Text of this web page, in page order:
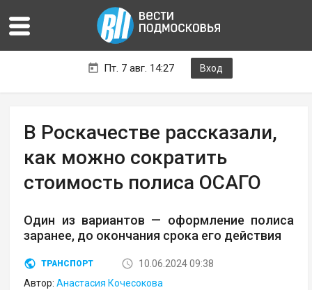
Пт. 7 авг. 14:27 Вход
В Роскачестве рассказали,
как можно сократить
стоимость полиса ОСАГО
Один из вариантов — оформление полиса
заранее, до окончания срока его действия
ТРАНСПОРТ
10.06.2024 09:38
Автор:Анастасия Кочесокова